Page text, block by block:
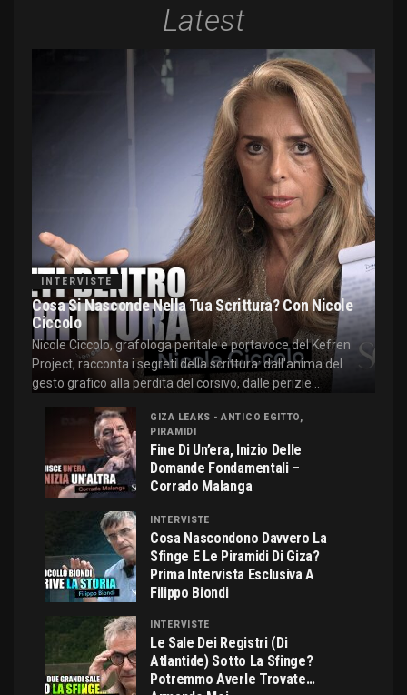
Latest
INTERVISTE
Cosa Si Nasconde Nella Tua Scrittura? Con Nicole
Ciccolo
Nicole Ciccolo, grafologa peritale e portavoce del Kefren
Project, racconta i segreti della scrittura: dall'anima del
gesto grafico alla perdita del corsivo, dalle perizie...
GIZA LEAKS - ANTICO EGITTO,
PIRAMIDI
Fine Di Un’era, Inizio Delle
Domande Fondamentali –
Corrado Malanga
INTERVISTE
Cosa Nascondono Davvero La
Sfinge E Le Piramidi Di Giza?
Prima Intervista Esclusiva A
Filippo Biondi
INTERVISTE
Le Sale Dei Registri (di
Atlantide) Sotto La Sfinge?
Potremmo Averle Trovate…